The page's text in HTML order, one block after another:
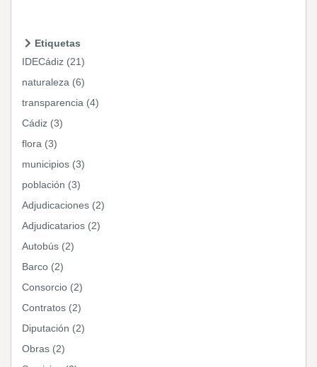
Etiquetas
IDECádiz (21)
naturaleza (6)
transparencia (4)
Cádiz (3)
flora (3)
municipios (3)
población (3)
Adjudicaciones (2)
Adjudicatarios (2)
Autobús (2)
Barco (2)
Consorcio (2)
Contratos (2)
Diputación (2)
Obras (2)